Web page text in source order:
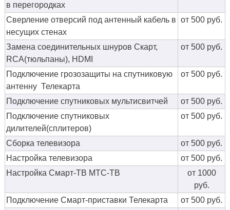
в перегородках
Сверление отверсий под антенный кабель в
несущих стенах
от 500 руб.
Замена соединительных шнуров Скарт,
RCA(тюльпаны), HDMI
от 500 руб.
Подключение грозозащиты на спутниковую
антенну Телекарта
от 500 руб.
Подключение спутниковых мультисвитчей
от 500 руб.
Подключение спутниковых
дилителей(сплитеров)
от 500 руб.
Сборка телевизора
от 500 руб.
Настройка телевизора
от 500 руб.
Настройка Смарт-ТВ МТС-ТВ
от 1000
руб.
Подключение Смарт-приставки Телекарта
от 500 руб.